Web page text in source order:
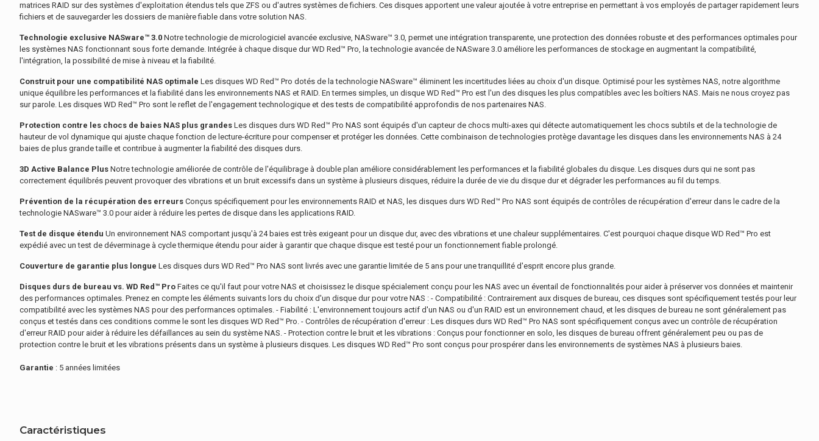
matrices RAID sur des systèmes d'exploitation étendus tels que ZFS ou d'autres systèmes de fichiers. Ces disques apportent une valeur ajoutée à votre entreprise en permettant à vos employés de partager rapidement leurs
fichiers et de sauvegarder les dossiers de manière fiable dans votre solution NAS.
Technologie exclusive NASware™ 3.0 Notre technologie de micrologiciel avancée exclusive, NASware™ 3.0, permet une intégration transparente, une protection des données robuste et des performances optimales pour
les systèmes NAS fonctionnant sous forte demande. Intégrée à chaque disque dur WD Red™ Pro, la technologie avancée de NASware 3.0 améliore les performances de stockage en augmentant la compatibilité,
l'intégration, la possibilité de mise à niveau et la fiabilité.
Construit pour une compatibilité NAS optimale Les disques WD Red™ Pro dotés de la technologie NASware™ éliminent les incertitudes liées au choix d'un disque. Optimisé pour les systèmes NAS, notre algorithme
unique équilibre les performances et la fiabilité dans les environnements NAS et RAID. En termes simples, un disque WD Red™ Pro est l'un des disques les plus compatibles avec les boîtiers NAS. Mais ne nous croyez pas
sur parole. Les disques WD Red™ Pro sont le reflet de l'engagement technologique et des tests de compatibilité approfondis de nos partenaires NAS.
Protection contre les chocs de baies NAS plus grandes Les disques durs WD Red™ Pro NAS sont équipés d'un capteur de chocs multi-axes qui détecte automatiquement les chocs subtils et de la technologie de
hauteur de vol dynamique qui ajuste chaque fonction de lecture-écriture pour compenser et protéger les données. Cette combinaison de technologies protège davantage les disques dans les environnements NAS à 24
baies de plus grande taille et contribue à augmenter la fiabilité des disques durs.
3D Active Balance Plus Notre technologie améliorée de contrôle de l'équilibrage à double plan améliore considérablement les performances et la fiabilité globales du disque. Les disques durs qui ne sont pas
correctement équilibrés peuvent provoquer des vibrations et un bruit excessifs dans un système à plusieurs disques, réduire la durée de vie du disque dur et dégrader les performances au fil du temps.
Prévention de la récupération des erreurs Conçus spécifiquement pour les environnements RAID et NAS, les disques durs WD Red™ Pro NAS sont équipés de contrôles de récupération d'erreur dans le cadre de la
technologie NASware™ 3.0 pour aider à réduire les pertes de disque dans les applications RAID.
Test de disque étendu Un environnement NAS comportant jusqu'à 24 baies est très exigeant pour un disque dur, avec des vibrations et une chaleur supplémentaires. C'est pourquoi chaque disque WD Red™ Pro est
expédié avec un test de déverminage à cycle thermique étendu pour aider à garantir que chaque disque est testé pour un fonctionnement fiable prolongé.
Couverture de garantie plus longue Les disques durs WD Red™ Pro NAS sont livrés avec une garantie limitée de 5 ans pour une tranquillité d'esprit encore plus grande.
Disques durs de bureau vs. WD Red™ Pro Faites ce qu'il faut pour votre NAS et choisissez le disque spécialement conçu pour les NAS avec un éventail de fonctionnalités pour aider à préserver vos données et maintenir
des performances optimales. Prenez en compte les éléments suivants lors du choix d'un disque dur pour votre NAS : - Compatibilité : Contrairement aux disques de bureau, ces disques sont spécifiquement testés pour leur
compatibilité avec les systèmes NAS pour des performances optimales. - Fiabilité : L'environnement toujours actif d'un NAS ou d'un RAID est un environnement chaud, et les disques de bureau ne sont généralement pas
conçus et testés dans ces conditions comme le sont les disques WD Red™ Pro. - Contrôles de récupération d'erreur : Les disques durs WD Red™ Pro NAS sont spécifiquement conçus avec un contrôle de récupération
d'erreur RAID pour aider à réduire les défaillances au sein du système NAS. - Protection contre le bruit et les vibrations : Conçus pour fonctionner en solo, les disques de bureau offrent généralement peu ou pas de
protection contre le bruit et les vibrations présents dans un système à plusieurs disques. Les disques WD Red™ Pro sont conçus pour prospérer dans les environnements de systèmes NAS à plusieurs baies.
Garantie : 5 années limitées
Caractéristiques